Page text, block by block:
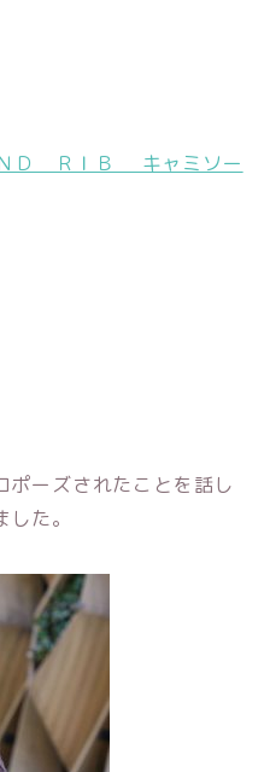
Ｄ ＲＩＢ キャミソー
ポーズされたことを話し
た。